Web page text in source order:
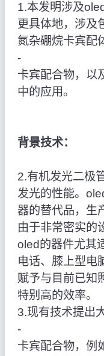
1.本发明涉及
更具体地，涉及
氮杂硼烷卡宾配
‑
卡宾配合物，以
中的应用。
背景技术：
2.有机发光二极
发光的性能。
器的替代品，生
由于非常密实的
oled的器件尤其
电话、膝上型电
赋予与目前已知
特别高的效率。
3.现有技术提出
‑
卡宾配合物，例